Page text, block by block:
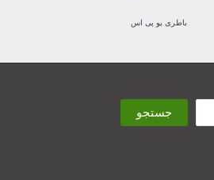
باطری یو پی اس
جستجو